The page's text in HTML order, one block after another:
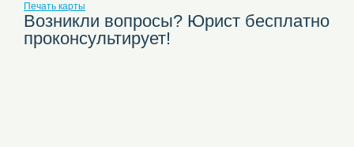
Печать карты
Возникли вопросы? Юрист бесплатно
проконсультирует!